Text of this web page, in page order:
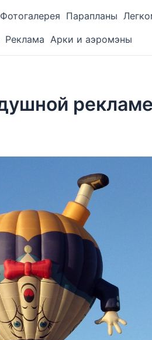
Фотогалерея Парапланы
Реклама Арки и аэромэны